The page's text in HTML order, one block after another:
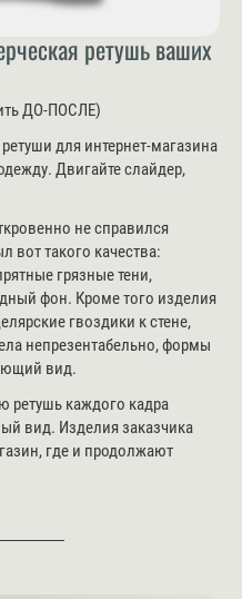
ретушь ваших
ДО-ПОСЛЕ)
для интернет-магазина
Двигайте слайдер,
не справился
вот такого качества:
грязные тени,
фон. Кроме того изделия
гвоздики к стене,
непрезентабельно, формы
вид.
ретушь каждого кадра
вид. Изделия заказчика
где и продолжают